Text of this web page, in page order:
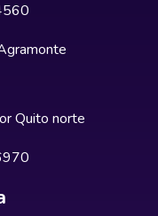
Quito norte